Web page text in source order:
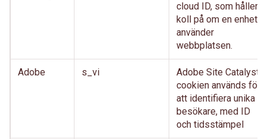
cloud ID, som håller
koll på om en enhet
använder
webbplatsen.
Adobe s_vi
Adobe Site Catalyst-
cookien används för
att identifiera unika
besökare, med ID
och tidsstämpel